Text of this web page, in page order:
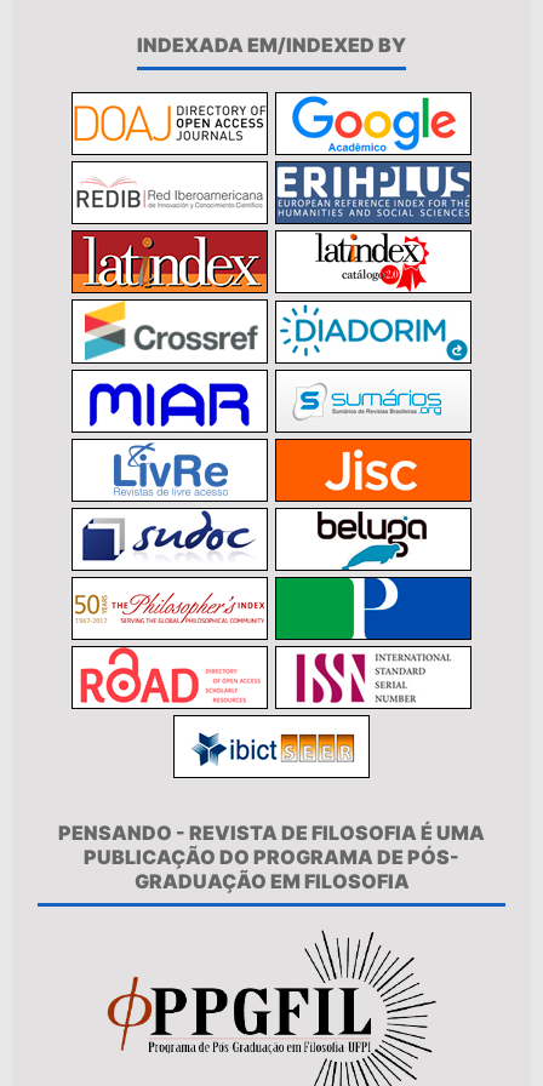
INDEXADA EM/INDEXED BY
PENSANDO - REVISTA DE FILOSOFIA É UMA
PUBLICAÇÃO DO PROGRAMA DE PÓS-
GRADUAÇÃO EM FILOSOFIA